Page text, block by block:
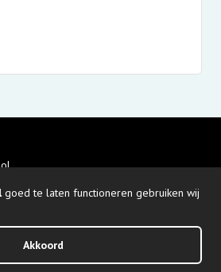
goed te laten functioneren gebruiken wij
Akkoord
Login Producent